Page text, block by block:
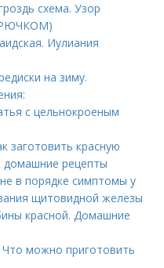
схема. Узор
Иулиания
на зиму.
с цельнокроеным
заготовить красную
рецепты
в порядке симптомы у
щитовидной железы
красной. Домашние
можно приготовить